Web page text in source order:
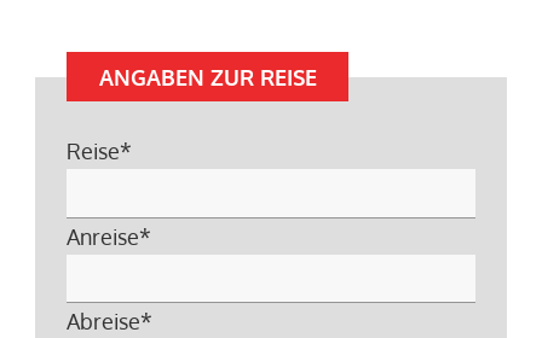
ANGABEN ZUR REISE
Reise*
Anreise*
Abreise*